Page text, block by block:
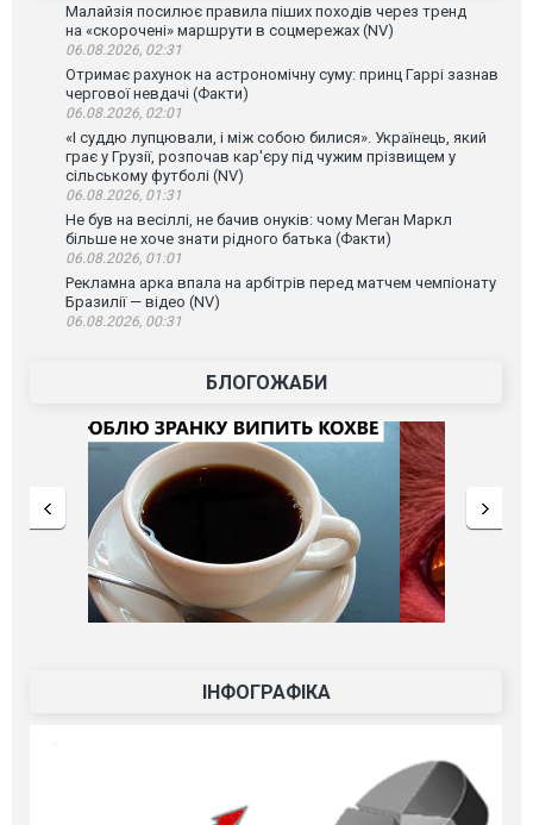
Малайзія посилює правила піших походів через тренд
на «скорочені» маршрути в соцмережах (NV)
06.08.2026, 02:31
Отримає рахунок на астрономічну суму: принц Гаррі зазнав
чергової невдачі (Факти)
06.08.2026, 02:01
«І суддю лупцювали, і між собою билися». Українець, який
грає у Грузії, розпочав кар'єру під чужим прізвищем у
сільському футболі (NV)
06.08.2026, 01:31
Не був на весіллі, не бачив онуків: чому Меган Маркл
більше не хоче знати рідного батька (Факти)
06.08.2026, 01:01
Рекламна арка впала на арбітрів перед матчем чемпіонату
Бразилії — відео (NV)
06.08.2026, 00:31
БЛОГОЖАБИ
ІНФОГРАФІКА